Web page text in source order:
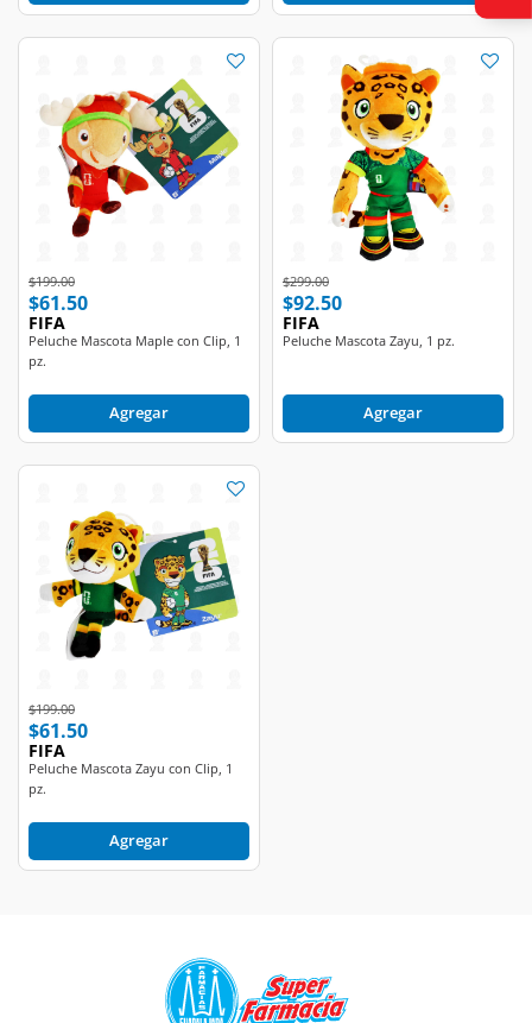
Price reduced from
$199.00to
$61.50
FIFA
Peluche Mascota Maple con Clip, 1
pz.
Agregar
Price reduced from
$299.00to
$92.50
FIFA
Peluche Mascota Zayu, 1 pz.
Agregar
Price reduced from
$199.00to
$61.50
FIFA
Peluche Mascota Zayu con Clip, 1
pz.
Agregar